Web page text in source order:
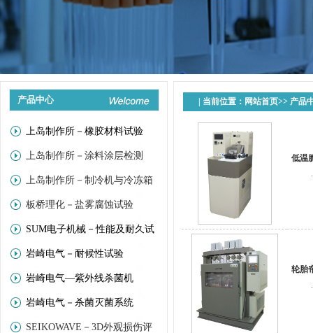
产品中心
上岛制作所－橡胶材料试验
上岛制作所－涂料涂层检测
上岛制作所－制冷机与冷冻箱
板桥理化－盐雾腐蚀试验
SUM电子机械－性能及耐久试
验
岩崎电气－耐候性试验
岩崎电气—紫外线杀菌机
岩崎电气－杀菌灭菌系统
SEIKOWAVE－3D外观损伤评
| 当前位置： 网站首页>> 产品
低温
轮胎